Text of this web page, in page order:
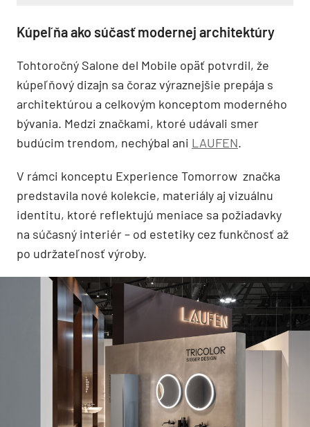
Kúpeľňa ako súčasť modernej architektúry
Tohtoročný Salone del Mobile opäť potvrdil, že
kúpeľňový dizajn sa čoraz výraznejšie prepája s
architektúrou a celkovým konceptom moderného
bývania. Medzi značkami, ktoré udávali smer
budúcim trendom, nechýbal ani LAUFEN.
V rámci konceptu Experience Tomorrow značka
predstavila nové kolekcie, materiály aj vizuálnu
identitu, ktoré reflektujú meniace sa požiadavky
na súčasný interiér – od estetiky cez funkčnosť až
po udržateľnosť výroby.